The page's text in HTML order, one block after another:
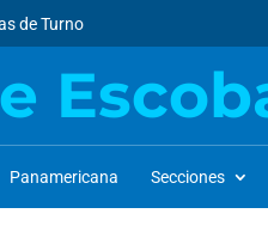
de Turno
Panamericana Secciones